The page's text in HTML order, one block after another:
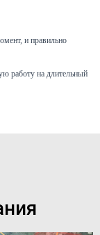
и правильно
работу на длительный